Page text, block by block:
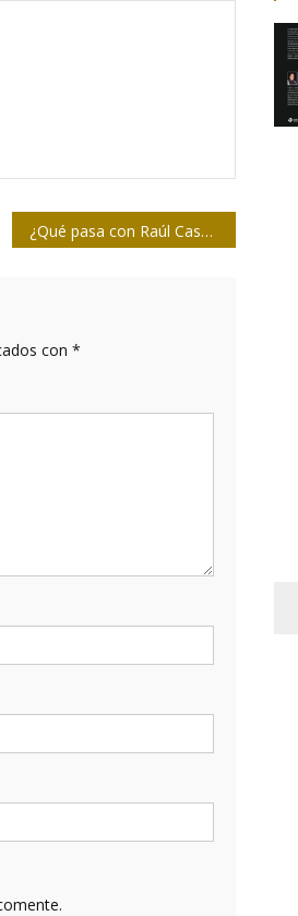
¿Qué pasa con Raúl Castro? La verdad sobre la imputación de EE.UU. a Cuba
con *